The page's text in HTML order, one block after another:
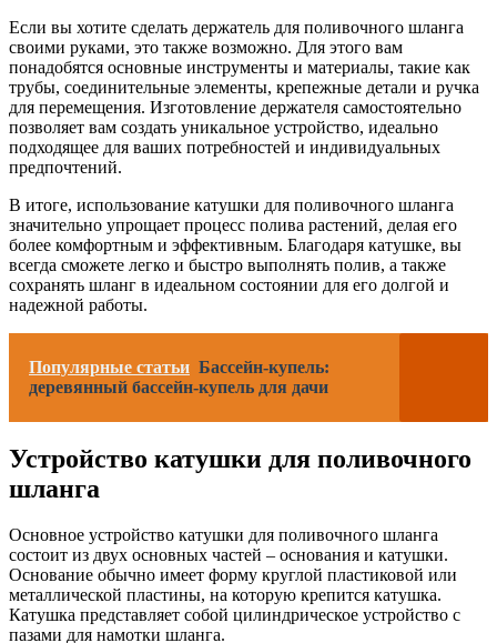
Если вы хотите сделать держатель для поливочного шланга
своими руками, это также возможно. Для этого вам
понадобятся основные инструменты и материалы, такие как
трубы, соединительные элементы, крепежные детали и ручка
для перемещения. Изготовление держателя самостоятельно
позволяет вам создать уникальное устройство, идеально
подходящее для ваших потребностей и индивидуальных
предпочтений.
В итоге, использование катушки для поливочного шланга
значительно упрощает процесс полива растений, делая его
более комфортным и эффективным. Благодаря катушке, вы
всегда сможете легко и быстро выполнять полив, а также
сохранять шланг в идеальном состоянии для его долгой и
надежной работы.
Популярные статьи Бассейн-купель:
деревянный бассейн-купель для дачи
Устройство катушки для поливочного
шланга
Основное устройство катушки для поливочного шланга
состоит из двух основных частей – основания и катушки.
Основание обычно имеет форму круглой пластиковой или
металлической пластины, на которую крепится катушка.
Катушка представляет собой цилиндрическое устройство с
пазами для намотки шланга.